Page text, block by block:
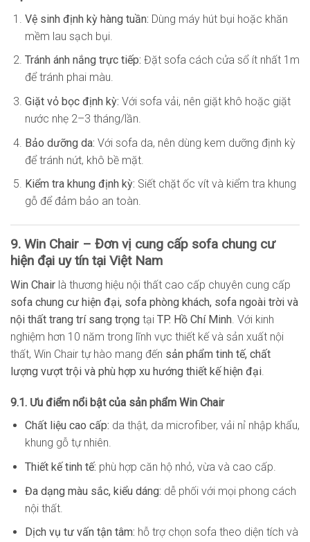
Vệ sinh định kỳ hàng tuần: Dùng máy hút bụi hoặc khăn
mềm lau sạch bụi.
Tránh ánh nắng trực tiếp: Đặt sofa cách cửa sổ ít nhất 1m
để tránh phai màu.
Giặt vỏ bọc định kỳ: Với sofa vải, nên giặt khô hoặc giặt
nước nhẹ 2–3 tháng/lần.
Bảo dưỡng da: Với sofa da, nên dùng kem dưỡng định kỳ
để tránh nứt, khô bề mặt.
Kiểm tra khung định kỳ: Siết chặt ốc vít và kiểm tra khung
gỗ để đảm bảo an toàn.
9. Win Chair – Đơn vị cung cấp sofa chung cư
hiện đại uy tín tại Việt Nam
Win Chair là thương hiệu nội thất cao cấp chuyên cung cấp
sofa chung cư hiện đại, sofa phòng khách, sofa ngoài trời và
nội thất trang trí sang trọng tại TP. Hồ Chí Minh . Với kinh
nghiệm hơn 10 năm trong lĩnh vực thiết kế và sản xuất nội
thất, Win Chair tự hào mang đến sản phẩm tinh tế, chất
lượng vượt trội và phù hợp xu hướng thiết kế hiện đại
9.1. Ưu điểm nổi bật của sản phẩm Win Chair
Chất liệu cao cấp: da thật, da microfiber, vải nỉ nhập khẩu,
khung gỗ tự nhiên.
Thiết kế tinh tế: phù hợp căn hộ nhỏ, vừa và cao cấp.
Đa dạng màu sắc, kiểu dáng: dễ phối với mọi phong cách
nội thất.
Dịch vụ tư vấn tận tâm: hỗ trợ chọn sofa theo diện tích và